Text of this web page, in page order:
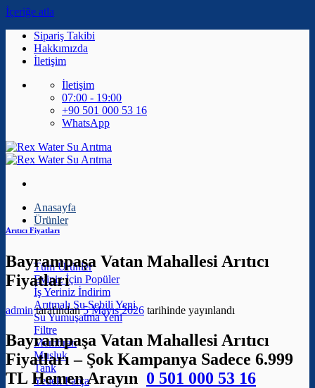
İçeriğe atla
Sipariş Takibi
Hakkımızda
İletişim
İletişim
07:00 - 19:00
+90 501 000 53 16
WhatsApp
Anasayfa
Ürünler
Tüm Ürünler
Eviniz İçin
İş Yeriniz
Arıtmalı Su Sebili
Su Yumuşatma
Filtre
Membran
Musluk
Tank
Yedek Parça
Arıtıcı Fiyatları
Bayrampaşa Vatan Mahallesi Arıtıcı
Fiyatları
admintarafından 5 Mayıs 2026 tarihinde yayınlandı
Bayrampaşa Vatan Mahallesi Arıtıcı
Fiyatları – Şok Kampanya Sadece 6.999
TL Hemen Arayın 0 501 000 53 16